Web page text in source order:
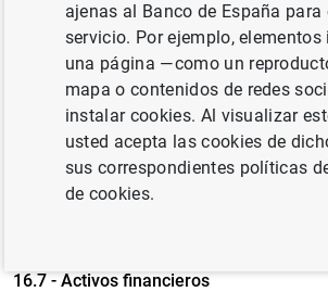
Cuadro en formato PDF
Series temporales en formato
Series temporales en formato
16.4 - Cuenta de capital
Descargar
Cuadro en formato PDF
Series temporales en formato
Series temporales en formato
Consultar series en
16.5 - Cuenta de operaciones
Descargar
Consultar series en
16.6 - Riqueza
16.7 - Activos financieros
ajenas al Banco de España para
servicio. Por ejemplo,
una página —como un
mapa o contenidos de redes
instalar cookies. Al visualizar
usted acepta las cookies de
sus correspondientes políticas
de cookies.